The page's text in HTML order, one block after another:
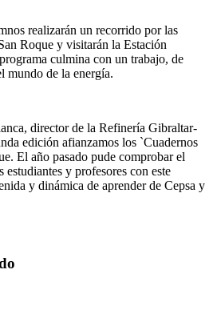
realizarán un recorrido por las
Roque y visitarán la Estación
culmina con un trabajo, de
mundo de la energía.
director de la Refinería Gibraltar-
edición afianzamos los `Cuadernos
El año pasado pude comprobar el
y profesores con este
y dinámica de aprender de Cepsa y